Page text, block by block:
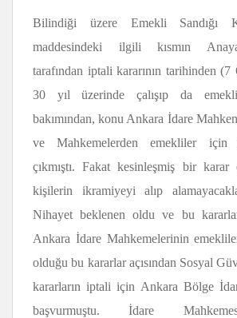
Bilindiği üzere Emekli Sandığı
maddesindeki ilgili kısmın
tarafından iptali kararının tarihinden
30 yıl üzerinde çalışıp da
bakımından, konu Ankara İdare
ve Mahkemelerden emekliler için
çıkmıştı. Fakat kesinleşmiş bir karar
kişilerin ikramiyeyi alıp
Nihayet beklenen oldu ve bu
Ankara İdare Mahkemelerinin
olduğu bu kararlar açısından Sosyal
kararların iptali için Ankara Bölge
başvurmuştu. İdare